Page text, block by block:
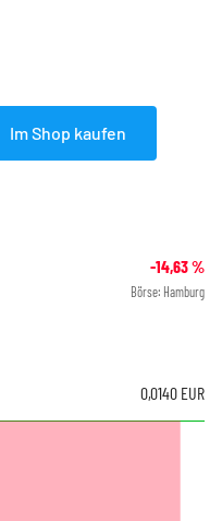
Im Shop kaufen
-14,63%
Börse: Hamburg
0,0140 EUR